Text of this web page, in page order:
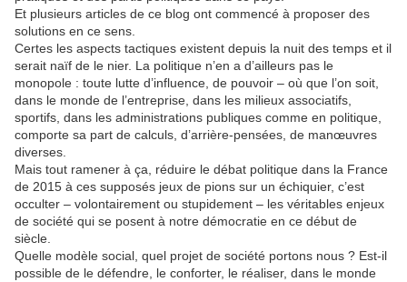
Et plusieurs articles de ce blog ont commencé à proposer des
solutions en ce sens.
Certes les aspects tactiques existent depuis la nuit des temps et il
serait naïf de le nier. La politique n’en a d’ailleurs pas le
monopole : toute lutte d’influence, de pouvoir – où que l’on soit,
dans le monde de l’entreprise, dans les milieux associatifs,
sportifs, dans les administrations publiques comme en politique,
comporte sa part de calculs, d’arrière-pensées, de manœuvres
diverses.
Mais tout ramener à ça, réduire le débat politique dans la France
de 2015 à ces supposés jeux de pions sur un échiquier, c’est
occulter – volontairement ou stupidement – les véritables enjeux
de société qui se posent à notre démocratie en ce début de
siècle.
Quelle modèle social, quel projet de société portons nous ? Est-il
possible de le défendre, le conforter, le réaliser, dans le monde